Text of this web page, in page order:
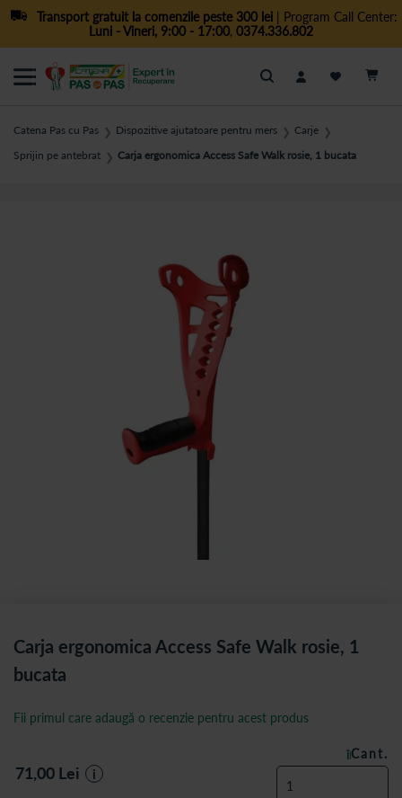
Transport gratuit la comenzile peste 300 lei| Program Call Center:
Luni - Vineri, 9:00 - 17:00, 0374.336.802
Cautare
Catena Pas cu Pas ❯ Dispozitive ajutatoare pentru mers ❯ Carje ❯
Sprijin pe antebrat ❯ Carja ergonomica Access Safe Walk rosie, 1 bucata
Carja ergonomica Access Safe Walk rosie, 1
bucata
ÎN STOC
Fii primul care adaugă o recenzie pentru acest produs
71,00 Lei i
Cant.